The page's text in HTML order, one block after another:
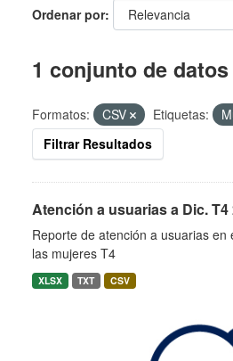
Ordenar por
1 conjunto de
Formatos: CSV Etiquetas:
Filtrar Resultados
Atención a usuarias a Dic. T4
Reporte de atención a usuarias en
las mujeres T4
XLSX TXT CSV